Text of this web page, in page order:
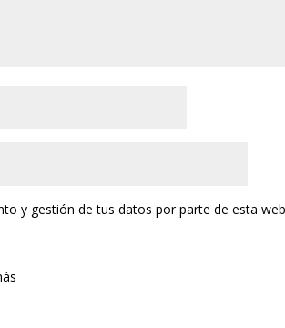
y gestión de tus datos por parte de esta